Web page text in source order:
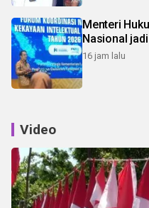
Menteri
Nasional
16 jam lalu
Video